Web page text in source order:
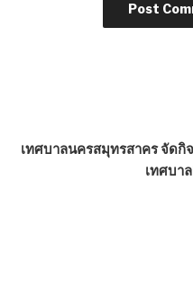
เทศบาลนครสมุทรสาคร จัดกิ
เทศบา